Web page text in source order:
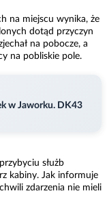
na miejscu wynika, że
dotąd przyczyn
na pobocze, a
na pobliskie pole.
w Jaworku. DK43
służb
kabiny. Jak informuje
zdarzenia nie mieli